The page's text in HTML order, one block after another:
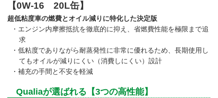
【0W-16 20L缶】
超低粘度車の燃費とオイル減りに特化した決定版
・エンジン内摩擦抵抗を徹底的に抑え、省燃費性能を極限まで追
求
・低粘度でありながら耐蒸発性に非常に優れるため、長期使用し
てもオイルが減りにくい（消費しにくい）設計
・補充の手間と不安を軽減
Qualiaが選ばれる【3つの高性能】